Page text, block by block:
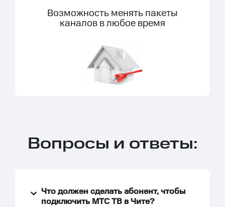
Возможность менять пакеты
каналов в любое время
Вопросы и ответы:
Что должен сделать абонент, чтобы
подключить МТС ТВ в Чите?